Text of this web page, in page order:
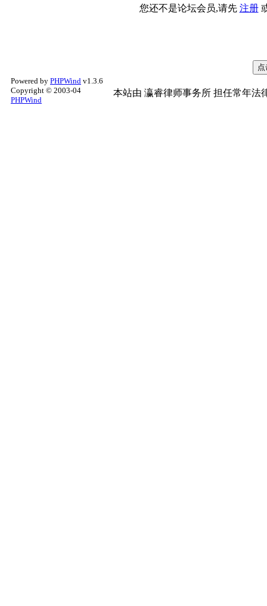
您还不是论坛会员,请先 注册
Powered by PHPWind v1.3.6
Copyright © 2003-04
PHPWind
本站由 瀛睿律师事务所 担任常年法